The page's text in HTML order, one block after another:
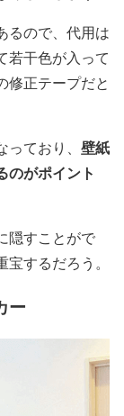
るので、代用は
若干色が入って
修正テープだと
ており、 壁紙
のがポイント
隠すことがで
するだろう。
ー